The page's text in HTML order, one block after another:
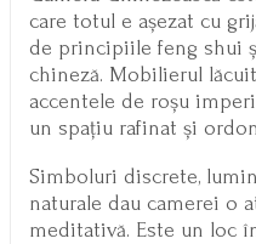
care totul e așezat cu
de principiile feng shui
chineză. Mobilierul
accentele de roșu
un spațiu rafinat și
Simboluri discrete,
naturale dau camerei o
meditativă. Este un loc